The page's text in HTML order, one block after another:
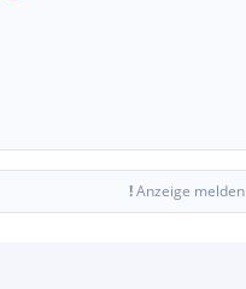
!Anzeige melden